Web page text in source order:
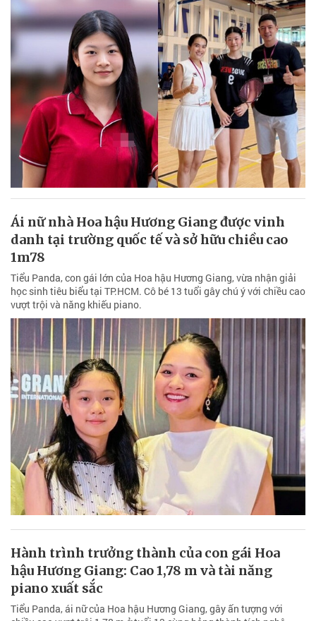
Ái nữ nhà Hoa hậu Hương Giang được vinh
danh tại trường quốc tế và sở hữu chiều cao
1m78
Tiểu Panda, con gái lớn của Hoa hậu Hương Giang, vừa nhận giải
học sinh tiêu biểu tại TP.HCM. Cô bé 13 tuổi gây chú ý với chiều cao
vượt trội và năng khiếu piano.
Hành trình trưởng thành của con gái Hoa
hậu Hương Giang: Cao 1,78 m và tài năng
piano xuất sắc
Tiểu Panda, ái nữ của Hoa hậu Hương Giang, gây ấn tượng với